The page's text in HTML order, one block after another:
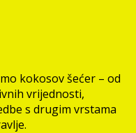
kokosov šećer – od
vrijednosti,
s drugim vrstama